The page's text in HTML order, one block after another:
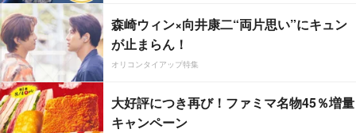
森崎ウィン×向井康二“両片思い”にキュン
が止まらん！
オリコンタイアップ特集
大好評につき再び！ファミマ名物45％増量
キャンペーン